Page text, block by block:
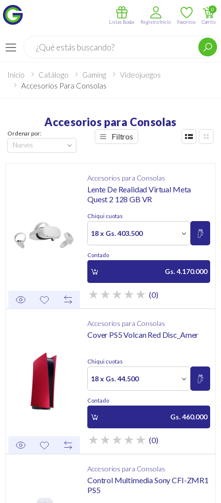
Menú
Listas Bodas Registro/Inicio Favoritos Carrito
0
Inicio Catálogo Gaming
Videojuegos
Accesorios Para Consolas
Accesorios para Consolas
Ordenar por: Filtros
Accesorios para Consolas
Lente De Realidad Virtual Meta
Quest 2 128 GB VR
Chiqui cuotas
18 x Gs. 403.500
Contado
Gs. 4.170.000
(0)
Accesorios para Consolas
Cover PS5 Volcan Red Disc_Amer
Chiqui cuotas
18 x Gs. 44.500
Contado
Gs. 460.000
(0)
Accesorios para Consolas
Control Multimedia Sony CFI-ZMR1
PS5